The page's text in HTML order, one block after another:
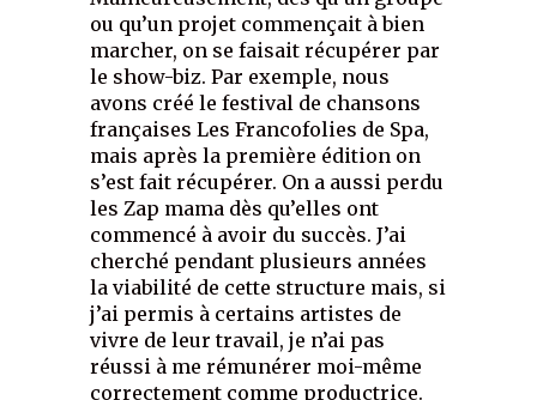
ou qu’un projet commençait à bien
marcher, on se faisait récupérer par
le show-biz. Par exemple, nous
avons créé le festival de chansons
françaises Les Francofolies de Spa,
mais après la première édition on
s’est fait récupérer. On a aussi perdu
les Zap mama dès qu’elles ont
commencé à avoir du succès. J’ai
cherché pendant plusieurs années
la viabilité de cette structure mais, si
j’ai permis à certains artistes de
vivre de leur travail, je n’ai pas
réussi à me rémunérer moi-même
correctement comme productrice.